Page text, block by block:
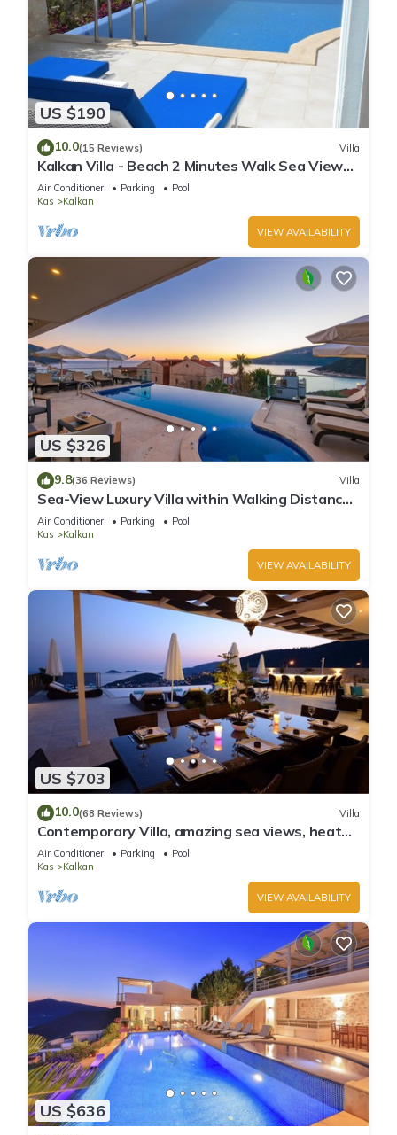
US $190
10.0(15 Reviews) Villa
Kalkan Villa - Beach 2 Minutes Walk Sea Views;
Private Pool; Wifi; Air Con; TV;
Air Conditioner Parking
Pool
Kas
Kalkan
VIEW AVAILABILITY
US $326
9.8(36 Reviews) Villa
Sea-View Luxury Villa within Walking Distance
to Beach in Exclusive Kalamar Bay
Air Conditioner Parking
Pool
Kas
Kalkan
VIEW AVAILABILITY
US $703
10.0(68 Reviews) Villa
Contemporary Villa, amazing sea views, heated
infinity pool, daily maid service
Air Conditioner Parking
Pool
Kas
Kalkan
VIEW AVAILABILITY
US $636